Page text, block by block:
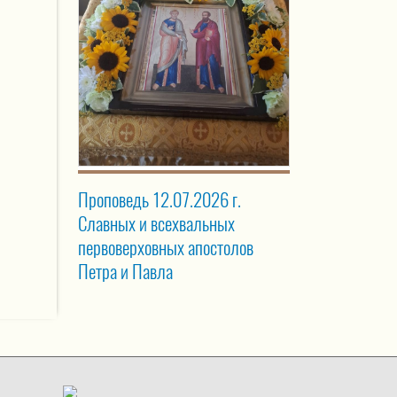
Проповедь 12.07.2026 г.
Славных и всехвальных
первоверховных апостолов
Петра и Павла